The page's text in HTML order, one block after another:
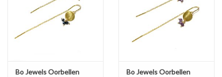
Bo Jewels Oorbellen
Bo Jewels Oorbellen